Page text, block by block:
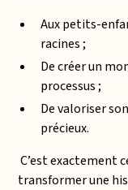
Aux petits-
racines ;
De créer un
processus ;
De valoriser
précieux.
C’est exactement
transformer une